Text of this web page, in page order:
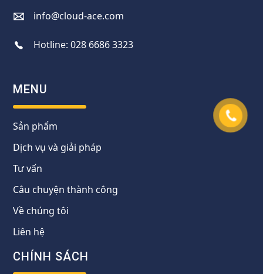
info@cloud-ace.com
Hotline:028 6686 3323
MENU
Sản phẩm
Dịch vụ và giải pháp
Tư vấn
Câu chuyện thành công
Về chúng tôi
Liên hệ
CHÍNH SÁCH